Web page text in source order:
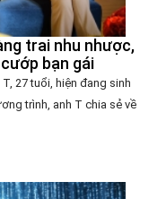
trai nhu nhược,
bạn gái
27 tuổi, hiện đang sinh
trình, anh T chia sẻ về